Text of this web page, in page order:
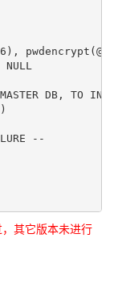
DB, TO
--
其它版本未进行